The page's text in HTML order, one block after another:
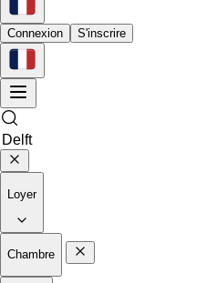
Connexion S'inscrire
Loyer
Chambre